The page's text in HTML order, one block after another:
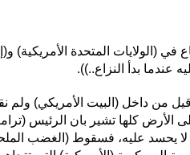
في (الولايات المتحدة الأمريكية)
عندما بدأ النزاع..)).
قيل من داخل (البيت الأمريكي) ولم
الأرض كلها تشير بان الرئيس
يحسد عليه، فسقوط (الغضب